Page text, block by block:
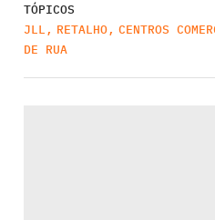
TÓPICOS
JLL , RETALHO, CENTROS
DE RUA